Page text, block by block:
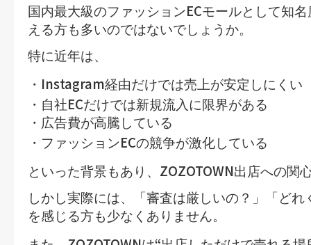
B2B代行
無在庫代行(D2C)
BLOG
カスタマサポート
国内最大級のファッションECモールとして知
える方も多いのではないでしょうか。
特に近年は、
・ Instagram経由だけでは売上が安定しにくい
・自社ECだけでは新規流入に限界がある
・広告費が高騰している
・ファッションECの競争が激化している
といった背景もあり、 ZOZOTOWN出店への関
しかし実際には、
「審査は厳しいの？」「ど
を感じる方も少なくありません。